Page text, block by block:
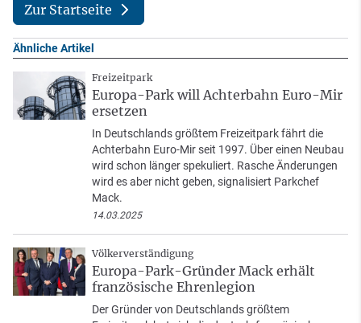
Zur Startseite
Ähnliche Artikel
Freizeitpark
Europa-Park will Achterbahn Euro-Mir
ersetzen
In Deutschlands größtem Freizeitpark fährt die
Achterbahn Euro-Mir seit 1997. Über einen Neubau
wird schon länger spekuliert. Rasche Änderungen
wird es aber nicht geben, signalisiert Parkchef
Mack.
14.03.2025
Völkerverständigung
Europa-Park-Gründer Mack erhält
französische Ehrenlegion
Der Gründer von Deutschlands größtem